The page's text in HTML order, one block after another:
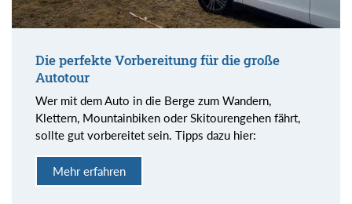
Die perfekte Vorbereitung für die große
Autotour
Wer mit dem Auto in die Berge zum Wandern,
Klettern, Mountainbiken oder Skitourengehen fährt,
sollte gut vorbereitet sein. Tipps dazu hier:
Mehr erfahren